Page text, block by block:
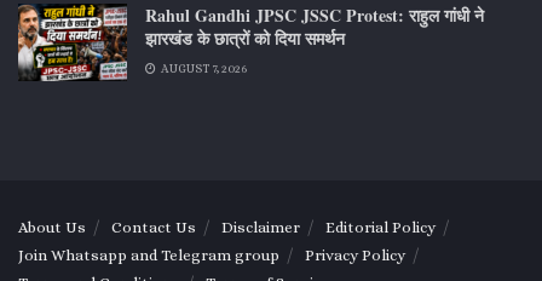
Rahul Gandhi JPSC JSSC Protest: राहुल गांधी ने
झारखंड के छात्रों को दिया समर्थन
AUGUST 7, 2026
About Us Contact Us Disclaimer
Editorial Policy
Join Whatsapp and Telegram group
Privacy Policy